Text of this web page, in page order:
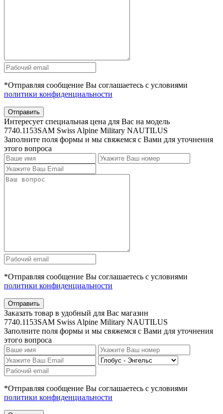
*Отправляя сообщение Вы соглашаетесь с условиями
политики конфиденциальности
Отправить
Интересует специальная цена для Вас на модель
7740.1153SAM Swiss Alpine Military NAUTILUS
Заполните поля формы и мы свяжемся с Вами для уточнения
этого вопроса
*Отправляя сообщение Вы соглашаетесь с условиями
политики конфиденциальности
Отправить
Заказать товар в удобный для Вас магазин
7740.1153SAM Swiss Alpine Military NAUTILUS
Заполните поля формы и мы свяжемся с Вами для уточнения
этого вопроса
*Отправляя сообщение Вы соглашаетесь с условиями
политики конфиденциальности